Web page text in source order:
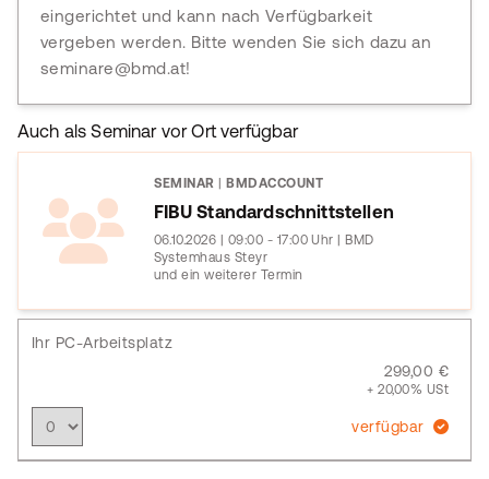
eingerichtet und kann nach Verfügbarkeit
vergeben werden. Bitte wenden Sie sich dazu an
seminare@bmd.at!
Auch als Seminar vor Ort verfügbar
SEMINAR BMDACCOUNT
FIBU Standardschnittstellen
06.10.2026 | 09:00 - 17:00 Uhr | BMD
Systemhaus Steyr
und ein weiterer Termin
Ihr PC-Arbeitsplatz
299,00 €
+ 20,00% USt
verfügbar